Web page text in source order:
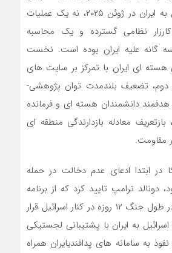
خواند. حمله اسرائیل به ایران در ژوئن ۲۰۲۵، نه یک عملیات
کارزار نظامی گسترده و یک محاسبه
گانه علیه ایران بوده است. نخست
ای ایران با تمرکز بر سایت های
دوم، تضعیف بلندمدت توان پژوهشی-
دانشمندان هسته ای و فرمانده
معادله بازدارندگی منطقه ای
مقاومت.
در ابتدا ادعای عدم دخالت در حمله
دونالد ترامپ تایید کرد که از برنامه
حمله مطلع بوده و در طول جنگ ۱۲ روزه در کنار اسرائیل قرار
به ایران با پشتیبانی لجستیکی
به سامانه های پدافندیایران همراه